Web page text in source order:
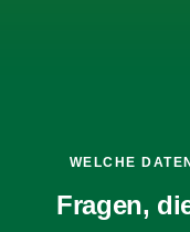
WELCHE
Fragen,